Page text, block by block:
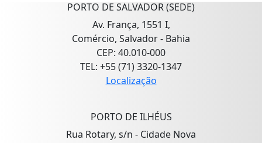
PORTO DE SALVADOR (SEDE)
Av. França, 1551 I,
Comércio, Salvador - Bahia
CEP: 40.010-000
TEL: +55 (71) 3320-1347
Localização
PORTO DE ILHÉUS
Rua Rotary, s/n - Cidade Nova